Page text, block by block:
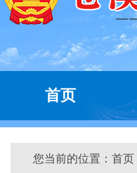
首页
您当前的位置： 首页